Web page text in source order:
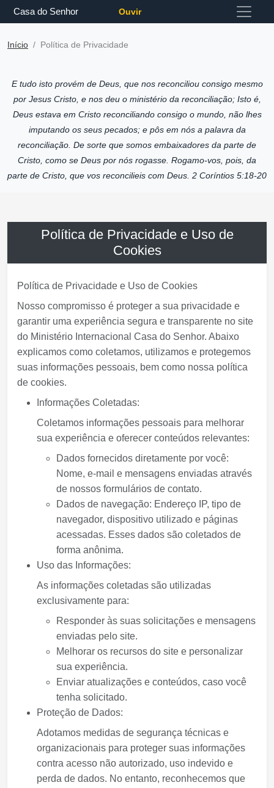
Casa do Senhor Ouvir
Início Política de Privacidade
E tudo isto provém de Deus, que nos reconciliou consigo mesmo
por Jesus Cristo, e nos deu o ministério da reconciliação; Isto é,
Deus estava em Cristo reconciliando consigo o mundo, não lhes
imputando os seus pecados; e pôs em nós a palavra da
reconciliação. De sorte que somos embaixadores da parte de
Cristo, como se Deus por nós rogasse. Rogamo-vos, pois, da
parte de Cristo, que vos reconcilieis com Deus. 2 Coríntios 5:18-20
Política de Privacidade e Uso de
Cookies
Política de Privacidade e Uso de Cookies
Nosso compromisso é proteger a sua privacidade e
garantir uma experiência segura e transparente no site
do Ministério Internacional Casa do Senhor. Abaixo
explicamos como coletamos, utilizamos e protegemos
suas informações pessoais, bem como nossa política
de cookies.
Informações Coletadas:
Coletamos informações pessoais para melhorar
sua experiência e oferecer conteúdos relevantes:
Dados fornecidos diretamente por você:
Nome, e-mail e mensagens enviadas através
de nossos formulários de contato.
Dados de navegação: Endereço IP, tipo de
navegador, dispositivo utilizado e páginas
acessadas. Esses dados são coletados de
forma anônima.
Uso das Informações:
As informações coletadas são utilizadas
exclusivamente para:
Responder às suas solicitações e mensagens
enviadas pelo site.
Melhorar os recursos do site e personalizar
sua experiência.
Enviar atualizações e conteúdos, caso você
tenha solicitado.
Proteção de Dados:
Adotamos medidas de segurança técnicas e
organizacionais para proteger suas informações
contra acesso não autorizado, uso indevido e
perda de dados. No entanto, reconhecemos que